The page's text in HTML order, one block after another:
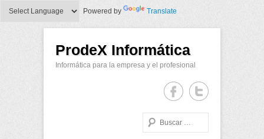
Powered by Translate
ProdeX Informática
Informática para la empresa y el profesional
Buscar